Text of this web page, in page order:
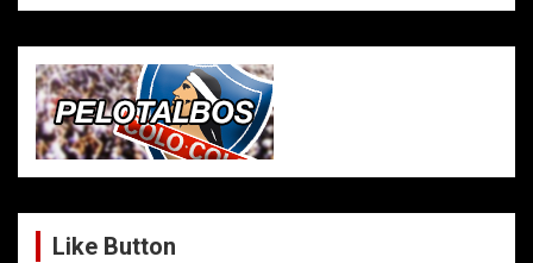
Like Button